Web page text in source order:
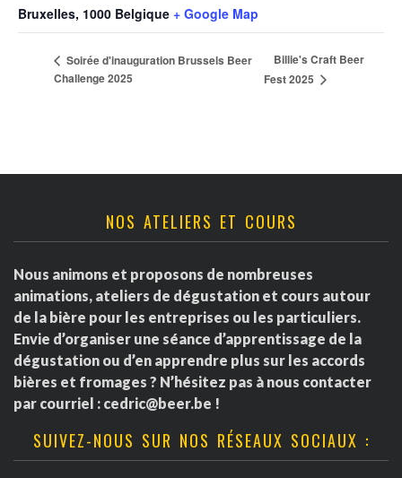
Bruxelles, 1000 Belgique + Google Map
Soirée d'inauguration Brussels Beer
Challenge 2025
Billie's Craft Beer
Fest 2025
NOS ATELIERS ET COURS
Nous animons et proposons de nombreuses
animations, ateliers de dégustation et cours autour
de la bière pour les entreprises ou les particuliers.
Envie d’organiser une séance d’apprentissage de la
dégustation ou d’en apprendre plus sur les accords
bières et fromages ? N’hésitez pas à nous contacter
par courriel : cedric@beer.be !
SUIVEZ-NOUS SUR NOS RÉSEAUX SOCIAUX :